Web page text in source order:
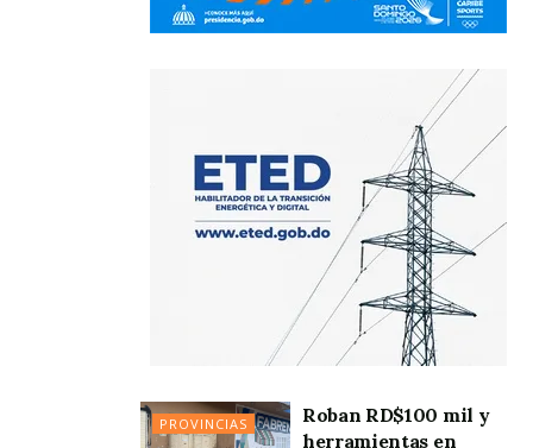
PROVINCIAS
Roban RD$100 mil y
herramientas en